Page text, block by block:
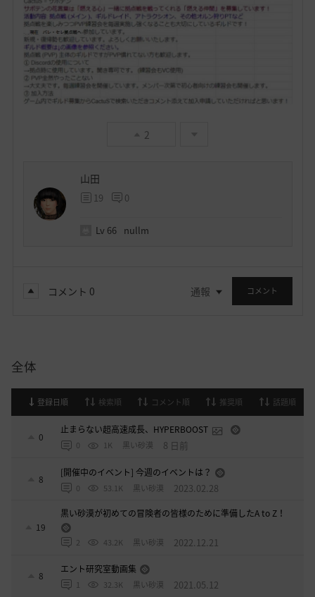
2
山田
19 0
Lv 66 nullm
コメント 0 通報 コメント
全体
登録日順 検索順 コメント順 推奨順 話題順
0
止まらない超高速成長、HYPERBOOST
0 1K 黒い砂漠 8 日前
8
[開催中のイベント] 今週のイベントは？
0 53.1K 黒い砂漠 2023.02.28
19
黒い砂漠が初めての冒険者の皆様のために準備したA to Z！
2 43.2K 黒い砂漠 2022.12.21
8
エント研究室動画集
1 32.3K 黒い砂漠 2021.05.12